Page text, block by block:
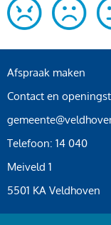
Afspraak maken
Contact en
Telefoon: 14 040
Meiveld 1
5501 KA Veldhoven